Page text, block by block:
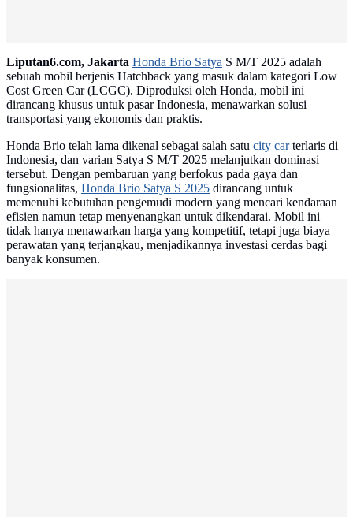
Liputan6.com, Jakarta Honda Brio Satya S M/T 2025 adalah
sebuah mobil berjenis Hatchback yang masuk dalam kategori Low
Cost Green Car (LCGC). Diproduksi oleh Honda, mobil ini
dirancang khusus untuk pasar Indonesia, menawarkan solusi
transportasi yang ekonomis dan praktis.
Honda Brio telah lama dikenal sebagai salah satu city carterlaris di
Indonesia, dan varian Satya S M/T 2025 melanjutkan dominasi
tersebut. Dengan pembaruan yang berfokus pada gaya dan
fungsionalitas, Honda Brio Satya S 2025 dirancang untuk
memenuhi kebutuhan pengemudi modern yang mencari kendaraan
efisien namun tetap menyenangkan untuk dikendarai. Mobil ini
tidak hanya menawarkan harga yang kompetitif, tetapi juga biaya
perawatan yang terjangkau, menjadikannya investasi cerdas bagi
banyak konsumen.